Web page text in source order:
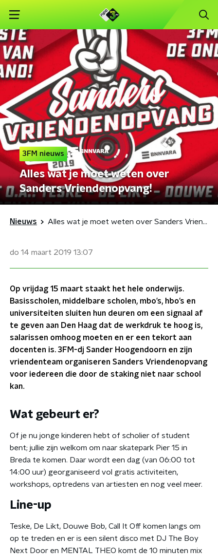
3FM nieuws
Alles wat je moet weten over
Sanders Vriendenopvang!
Nieuws Alles wat je moet weten over Sanders Vriendenopvang!
do 14 maart 2019 13:07
Op vrijdag 15 maart staakt het hele onderwijs.
Basisscholen, middelbare scholen, mbo’s, hbo’s en
universiteiten sluiten hun deuren om een signaal af
te geven aan Den Haag dat de werkdruk te hoog is,
salarissen omhoog moeten en er een tekort aan
docenten is. 3FM-dj Sander Hoogendoorn en zijn
vriendenteam organiseren Sanders Vriendenopvang
voor iedereen die door de staking niet naar school
kan.
Wat gebeurt er?
Of je nu jonge kinderen hebt of scholier of student
bent; jullie zijn welkom om naar skatepark Pier 15 in
Breda te komen. Daar wordt een dag (van 06:00 tot
14:00 uur) georganiseerd vol gratis activiteiten,
workshops, optredens van artiesten en nog veel meer.
Line-up
Teske, De Likt, Douwe Bob, Call It Off komen langs om
op te treden en er is een silent disco met DJ The Boy
Next Door en MENTAL THEO komt de 10 minuten mix